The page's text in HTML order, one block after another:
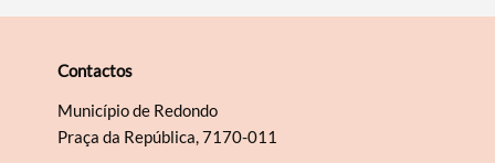
Contactos
Município de Redondo
Praça da República, 7170-011